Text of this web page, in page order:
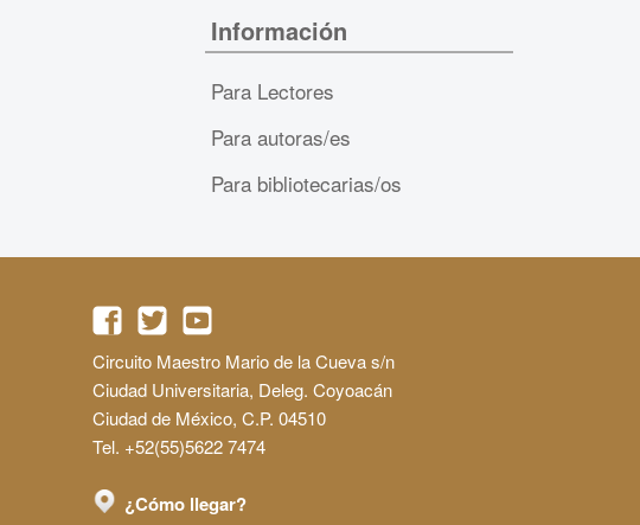
Información
Para Lectores
Para autoras/es
Para bibliotecarias/os
Circuito Maestro Mario de la Cueva s/n
Ciudad Universitaria, Deleg. Coyoacán
Ciudad de México, C.P. 04510
Tel. +52(55)5622 7474
¿Cómo llegar?